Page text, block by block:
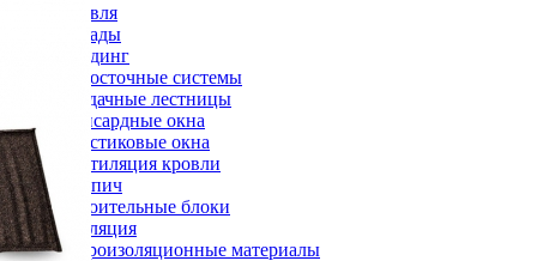
Кровля
Фасады
Сайдинг
Водосточные системы
Чердачные лестницы
Мансардные окна
Пластиковые окна
Вентиляция кровли
Кирпич
Строительные блоки
Изоляция
Гидроизоляционные материалы